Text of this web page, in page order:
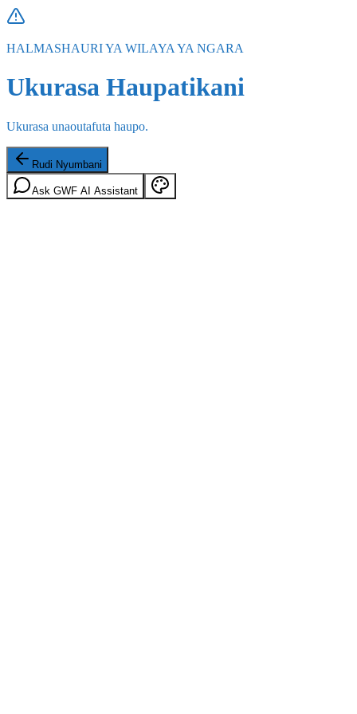
HALMASHAURI YA WILAYA YA NGARA
Ukurasa Haupatikani
Ukurasa unaoutafuta haupo.
Rudi Nyumbani
Ask GWF AI Assistant